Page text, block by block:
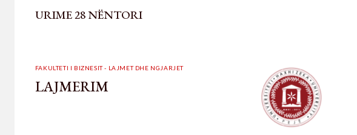
URIME 28 NËNTORI
FAKULTETI I BIZNESIT - LAJMET DHE NGJARJET
LAJMERIM